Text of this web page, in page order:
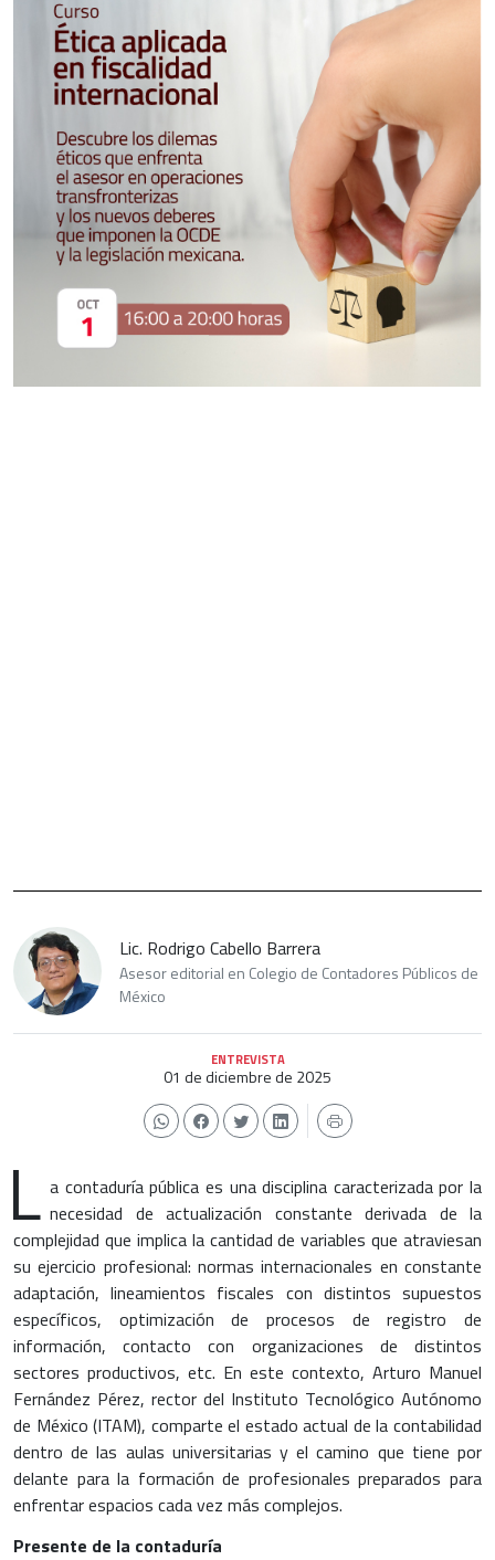
Lic. Rodrigo Cabello Barrera
Asesor editorial en Colegio de Contadores Públicos de
México
ENTREVISTA
01 de diciembre de 2025
L a contaduría pública es una disciplina caracterizada por la
necesidad de actualización constante derivada de la
complejidad que implica la cantidad de variables que atraviesan
su ejercicio profesional: normas internacionales en constante
adaptación, lineamientos fiscales con distintos supuestos
específicos, optimización de procesos de registro de
información, contacto con organizaciones de distintos
sectores productivos, etc. En este contexto, Arturo Manuel
Fernández Pérez, rector del Instituto Tecnológico Autónomo
de México (ITAM), comparte el estado actual de la contabilidad
dentro de las aulas universitarias y el camino que tiene por
delante para la formación de profesionales preparados para
enfrentar espacios cada vez más complejos.
Presente de la contaduría